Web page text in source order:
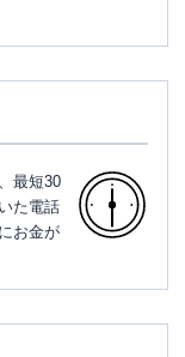
最短30
た電話
お金が